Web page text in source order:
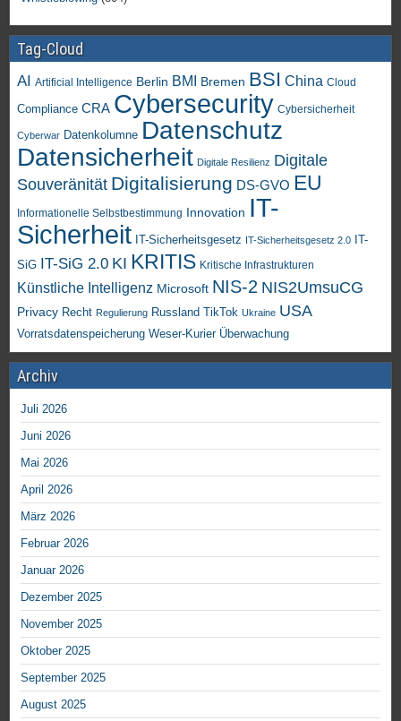
Tag-Cloud
AI Artificial Intelligence Berlin BMI Bremen BSI China Cloud
Compliance CRA Cybersecurity Cybersicherheit
Cyberwar Datenkolumne Datenschutz
Datensicherheit Digitale Resilienz Digitale
Souveränität Digitalisierung DS-GVO EU
Informationelle Selbstbestimmung Innovation IT-
Sicherheit IT-Sicherheitsgesetz IT-Sicherheitsgesetz 2.0
IT-
SiG IT-SiG 2.0 KI KRITIS Kritische Infrastrukturen
Künstliche Intelligenz Microsoft NIS-2 NIS2UmsuCG
Privacy Recht Regulierung Russland TikTok Ukraine USA
Vorratsdatenspeicherung Weser-Kurier Überwachung
Archiv
Juli 2026
Juni 2026
Mai 2026
April 2026
März 2026
Februar 2026
Januar 2026
Dezember 2025
November 2025
Oktober 2025
September 2025
August 2025